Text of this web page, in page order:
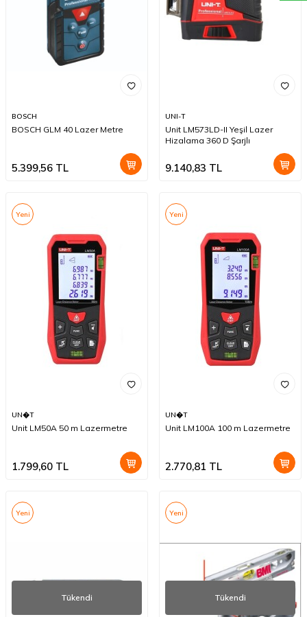
BOSCH
BOSCH GLM 40 Lazer Metre
5.399,56 TL
UNI-T
Unit LM573LD-II Yeşil Lazer
Hizalama 360 D Şarjlı
9.140,83 TL
Yeni
UN�T
Unit LM50A 50 m Lazermetre
1.799,60 TL
Yeni
UN�T
Unit LM100A 100 m Lazermetre
2.770,81 TL
Yeni
Tükendi
Yeni
Tükendi